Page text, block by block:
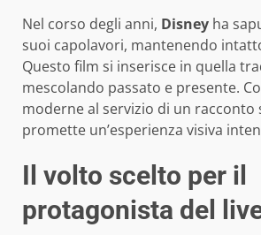
Nel corso degli anni, Disney ha
suoi capolavori, mantenendo
Questo film si inserisce in quella
mescolando passato e presente.
moderne al servizio di un racconto
promette un’esperienza visiva
Il volto scelto per il
protagonista del